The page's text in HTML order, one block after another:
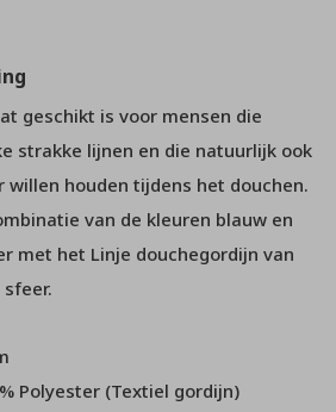
geschikt is voor mensen die
strakke lijnen en die natuurlijk ook
willen houden tijdens het douchen.
van de kleuren blauw en
met het Linje douchegordijn van
Polyester (Textiel gordijn)